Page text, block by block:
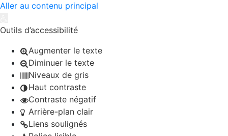
Aller au contenu principal
Outils d’accessibilité
Augmenter le texte
Diminuer le texte
Niveaux de gris
Haut contraste
Contraste négatif
Arrière-plan clair
Liens soulignés